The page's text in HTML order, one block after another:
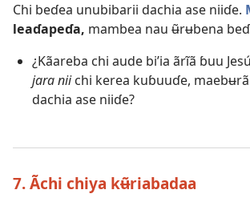
Chi beɗea unubibarii dachia ase niiɗe.
leaɗapeɗa, mambea nau ʉ̃rʉbena
¿Kãareba chi aude biʼia ãrĩã ɓuu
jara niichi kerea kuɓuuɗe, maebʉrã
dachia ase niiɗe?
7. Ãchi chiya kʉ̃riabadaa